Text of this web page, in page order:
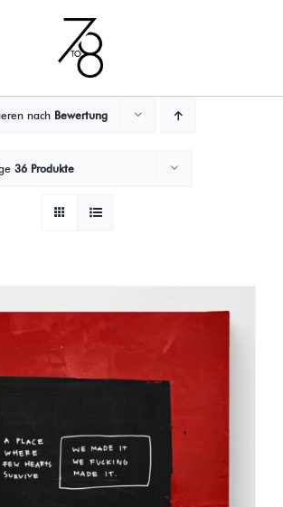
nach Bewertung
36 Produkte